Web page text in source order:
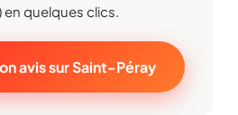
en quelques clics.
avis sur Saint-Péray